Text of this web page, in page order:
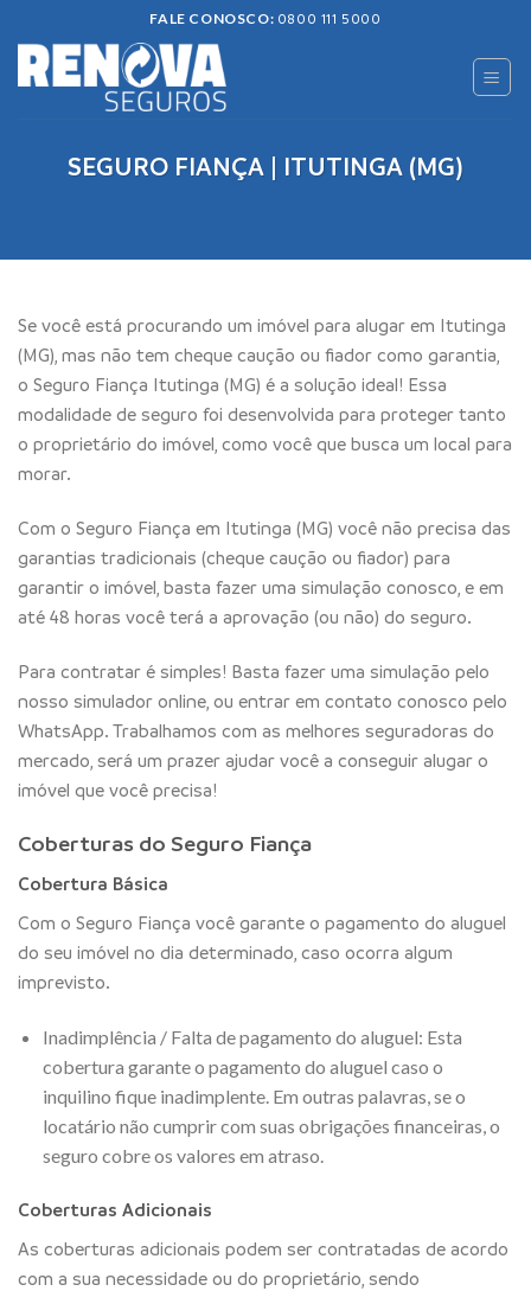
to
content
FALE CONOSCO: 0800 111 5000
SEGURO FIANÇA | ITUTINGA (MG)
Se você está procurando um imóvel para alugar em Itutinga
(MG), mas não tem cheque caução ou fiador como garantia,
o Seguro Fiança Itutinga (MG) é a solução ideal! Essa
modalidade de seguro foi desenvolvida para proteger tanto
o proprietário do imóvel, como você que busca um local para
morar.
Com o Seguro Fiança em Itutinga (MG) você não precisa das
garantias tradicionais (cheque caução ou fiador) para
garantir o imóvel, basta fazer uma simulação conosco, e em
até 48 horas você terá a aprovação (ou não) do seguro.
Para contratar é simples! Basta fazer uma simulação pelo
nosso simulador online, ou entrar em contato conosco pelo
WhatsApp. Trabalhamos com as melhores seguradoras do
mercado, será um prazer ajudar você a conseguir alugar o
imóvel que você precisa!
Coberturas do Seguro Fiança
Cobertura Básica
Com o Seguro Fiança você garante o pagamento do aluguel
do seu imóvel no dia determinado, caso ocorra algum
imprevisto.
Inadimplência / Falta de pagamento do aluguel: Esta
cobertura garante o pagamento do aluguel caso o
inquilino fique inadimplente. Em outras palavras, se o
locatário não cumprir com suas obrigações financeiras, o
seguro cobre os valores em atraso.
Coberturas Adicionais
As coberturas adicionais podem ser contratadas de acordo
com a sua necessidade ou do proprietário, sendo